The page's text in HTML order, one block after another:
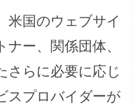
米国のウェブサイ
ー、関係団体、
さらに必要に応じ
スプロバイダーが